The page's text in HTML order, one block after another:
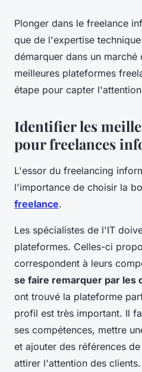
Plonger dans le freelance
que de l'expertise
démarquer dans un
meilleures plateformes
étape pour capter
Identifier les
pour freelances
L'essor du freelancing
l'importance de choisir la
freelance.
Les spécialistes de l'IT
plateformes. Celles-ci
correspondent à leurs
se faire remarquer par les
ont trouvé la plateforme
profil est très important. Il
ses compétences, mettre
et ajouter des références
attirer l'attention des clients.